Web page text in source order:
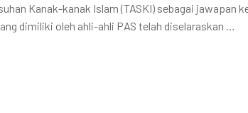
Kanak-kanak Islam (TASKI) sebagai jawapan
dimiliki oleh ahli-ahli PAS telah diselaraskan …